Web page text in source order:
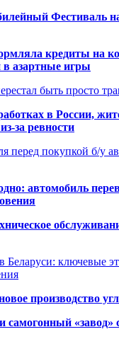
Фестиваль
кредиты на
в азартные игры
быть просто
в России,
за ревности
перед покупкой б/у
автомобиль
Беларуси: ключевые
производство
«завод»